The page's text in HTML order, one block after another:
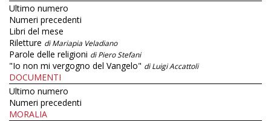
Ultimo numero
Numeri precedenti
Libri del mese
Riletture di Mariapia Veladiano
Parole delle religioni di Piero Stefani
"Io non mi vergogno del Vangelo" di Luigi Accattoli
DOCUMENTI
Ultimo numero
Numeri precedenti
MORALIA